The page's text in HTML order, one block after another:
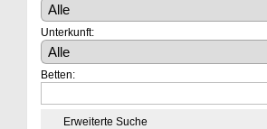
Unterkunft:
Betten:
Erweiterte Suche